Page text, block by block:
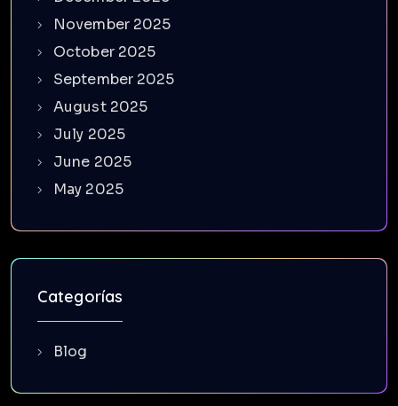
November 2025
October 2025
September 2025
August 2025
July 2025
June 2025
May 2025
Categorías
Blog